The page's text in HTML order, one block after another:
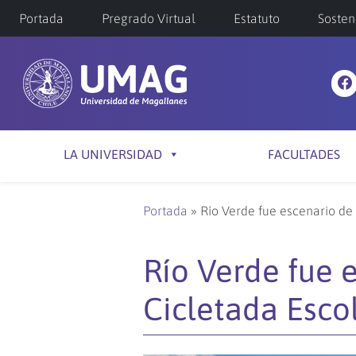
Portada Pregrado Virtual Estatuto
LA UNIVERSIDAD FACULTADES
Portada » Río Verde fue escenario
Río Verde fue
Cicletada